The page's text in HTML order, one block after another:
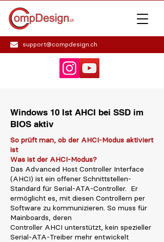
support@compdesign.ch
Windows 10 Ist AHCI bei SSD im
BIOS aktiv
So prüft man, ob der AHCI-Modus aktiviert
ist
Was ist der AHCI-Modus?
Das Advanced Host Controller Interface
(AHCI) ist ein offener Schnittstellen-
Standard für Serial-ATA-Controller. Er
ermöglicht es, mit diesen Controllern per
Software zu kommunizieren. So muss für
Mainboards, deren
Controller AHCI unterstützt, kein spezieller
Serial-ATA-Treiber mehr entwickelt